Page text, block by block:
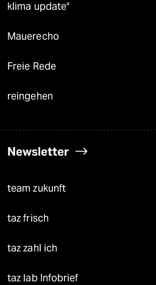
klima update°
Mauerecho
Freie Rede
reingehen
Newsletter
team zukunft
taz frisch
taz zahl ich
taz lab Infobrief